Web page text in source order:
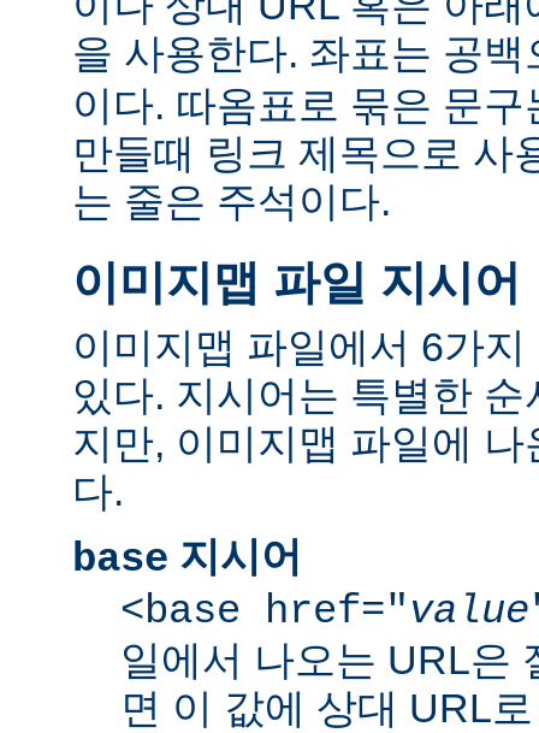
을 사용한다. 좌표는 공
이다. 따옴표로 묶은 문
만들때 링크 제목으로 사
는 줄은 주석이다.
이미지맵 파일 지시어
이미지맵 파일에서 6가
있다. 지시어는 특별한
지만, 이미지맵 파일에
다.
base 지시어
<base href="value
일에서 나오는 URL은
면 이 값에 상대 URL